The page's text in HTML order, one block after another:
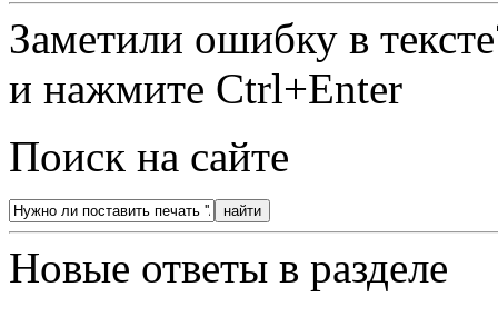
Заметили ошибку в
и нажмите Ctrl+Enter
Поиск на сайте
Новые ответы в разделе